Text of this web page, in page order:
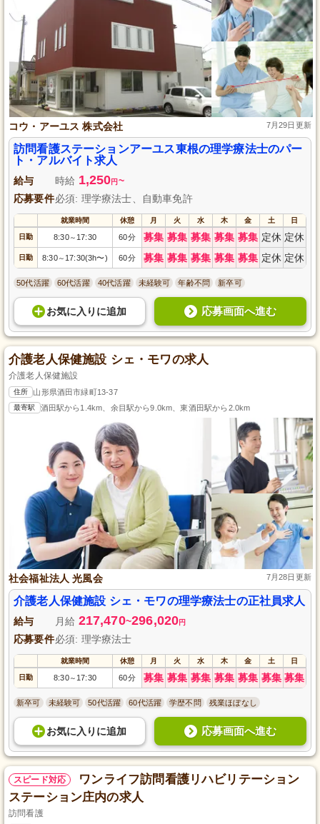
コウ・アーユス 株式会社 7月29日更新
訪問看護ステーションアーユス東根の理学療法士のパー
ト・アルバイト求人
給与 時給 1,250円 ~
応募要件必須: 理学療法士、自動車免許
就業時間 休憩 月 火 水 木 金 土 日
日勤 8:30～ 17:30 60分 募集 募集 募集 募集 募集 定休 定休
日勤 8:30～ 17:30(3h〜) 60分 募集 募集 募集 募集 募集 定休 定休
50代活躍 60代活躍 40代活躍 未経験可 年齢不問 新卒可
お気に入り に追加 応募画面へ進む
介護老人保健施設 シェ・モワの求人
介護老人保健施設
住所 山形県酒田市緑町13-37
最寄駅 酒田駅から1.4km、余目駅から9.0km、東酒田駅から2.0km
社会福祉法人 光風会 7月28日更新
介護老人保健施設 シェ・モワの理学療法士の正社員求人
給与 月給 217,470~296,020円
応募要件必須: 理学療法士
就業時間 休憩 月 火 水 木 金 土 日
日勤 8:30～ 17:30 60分 募集 募集 募集 募集 募集 募集 募集
新卒可 未経験可 50代活躍 60代活躍 学歴不問 残業ほぼなし
お気に入り に追加 応募画面へ進む
スピード対応
ワンライフ訪問看護リハビリテーション
ステーション庄内の求人
訪問看護